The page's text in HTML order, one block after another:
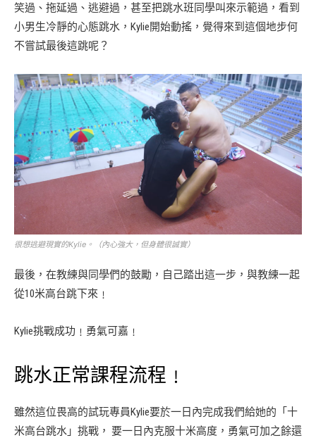
笑過、拖延過、逃避過，甚至把跳水班同學叫來示範過，看到
小男生冷靜的心態跳水，Kylie開始動搖，覺得來到這個地步何
不嘗試最後這跳呢？
很想逃避現實的Kylie。（內心強大，但身體很誠實）
最後，在教練與同學們的鼓勵，自己踏出這一步，與教練一起
從10米高台跳下來﹗
Kylie挑戰成功﹗勇氣可嘉﹗
跳水正常課程流程﹗
雖然這位畏高的試玩專員Kylie要於一日內完成我們給她的「十
米高台跳水」挑戰， 要一日內克服十米高度，勇氣可加之餘還